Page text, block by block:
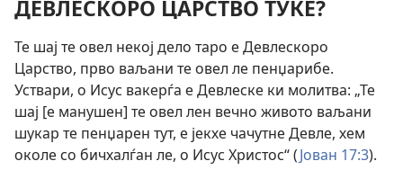
ДЕВЛЕСКОРО ЦАРСТВО ТУКЕ?
Те шај те овел некој дело таро е Девлескоро
Царство, прво ваљани те овел ле пенџарибе.
Уствари, о Исус вакерѓа е Девлеске ки молитва: „Те
шај [е манушен] те овел лен вечно живото ваљани
шукар те пенџарен тут, е јекхе чачутне Девле, хем
околе со бичхалѓан ле, о Исус Христос“ (Јован 17:3).